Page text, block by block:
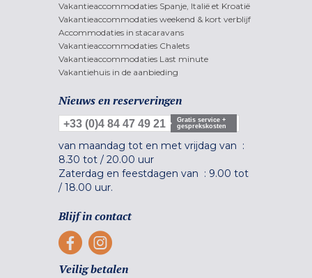
Vakantieaccommodaties Spanje, Italië et Kroatië
Vakantieaccommodaties weekend & kort verblijf
Accommodaties in stacaravans
Vakantieaccommodaties Chalets
Vakantieaccommodaties Last minute
Vakantiehuis in de aanbieding
Nieuws en reserveringen
+33 (0)4 84 47 49 21
Gratis service +
gesprekskosten
van maandag tot en met vrijdag van :
8.30 tot / 20.00 uur
Zaterdag en feestdagen van : 9.00 tot
/ 18.00 uur.
Blijf in contact
Veilig betalen